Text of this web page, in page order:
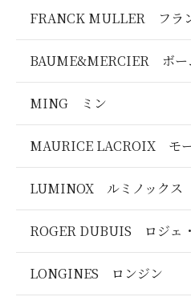
FRANCK MULLER フラ
BAUME&MERCIER ボー
MING ミン
MAURICE LACROIX モ
LUMINOX ルミノックス
ROGER DUBUIS ロジェ
LONGINES ロンジン